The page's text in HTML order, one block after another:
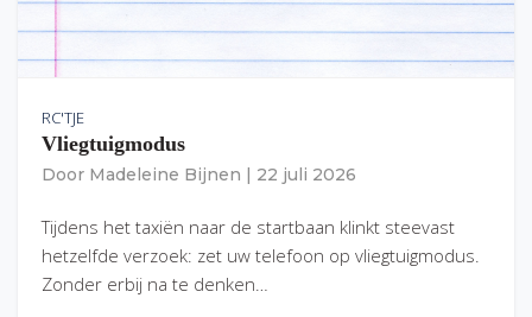
RC'TJE
Vliegtuigmodus
Door Madeleine Bijnen 22 juli 2026
Tijdens het taxiën naar de startbaan klinkt steevast
hetzelfde verzoek: zet uw telefoon op vliegtuigmodus.
Zonder erbij na te denken…